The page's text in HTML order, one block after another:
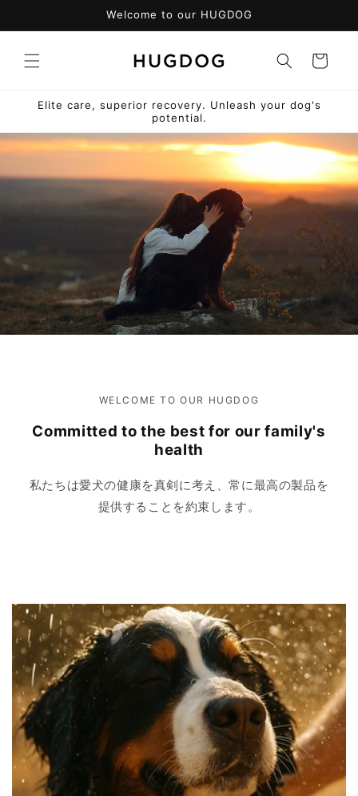
進む
Welcome to our HUGDOG
ー
Elite care, superior recovery. Unleash your dog's
potential.
WELCOME TO OUR HUGDOG
Committed to the best for our family's
health
私たちは愛犬の健康を真剣に考え、常に最高の製品を
提供することを約束します。